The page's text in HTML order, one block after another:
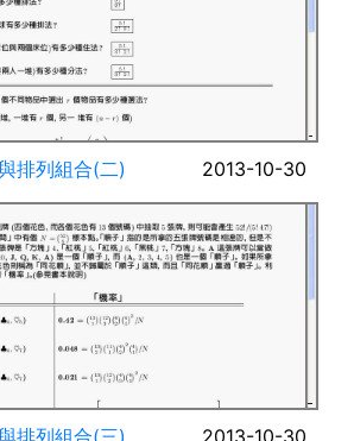
排列組合(二) 2013-10-30
排列組合(三) 2013-10-30